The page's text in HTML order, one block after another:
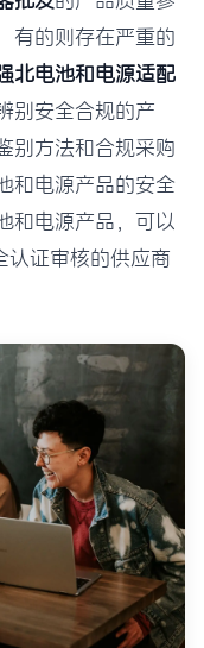
的则存在严重的
北电池和电源适配
别安全合规的产
别方法和合规采购
和电源产品的安全
和电源产品，可以
认证审核的供应商